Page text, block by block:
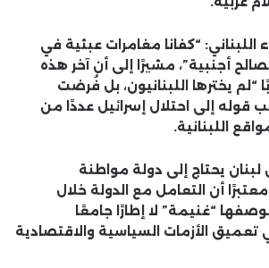
اللبناني: “كفانا مغامرات عبثية في
أجنبية”، مشيرًا إلى أن آخر هذه
“لم يخترها اللبنانيون، بل فُرضت
قوله إلى احتلال إسرائيل عددًا من
اللبنانية.
يحتاج إلى دولة مواطنة
أن التعامل مع الدولة خلال
“غنيمة” لا إطارًا جامعًا
تعميق الأزمات السياسية والاقتصادية